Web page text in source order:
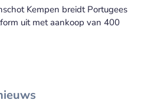
Kempen breidt Portugees
uit met aankoop van 400